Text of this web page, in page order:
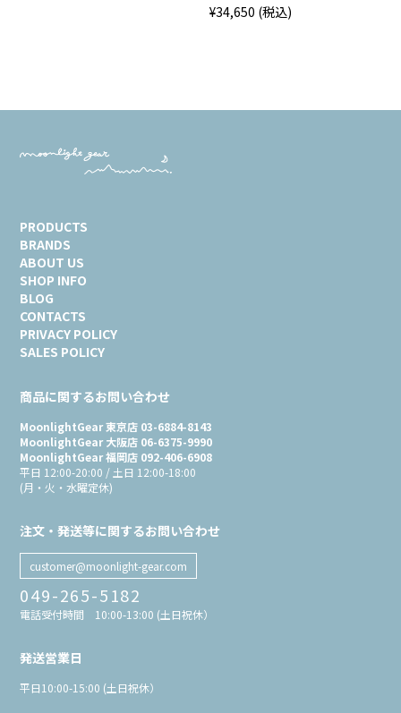
¥34,650 (税込)
PRODUCTS
BRANDS
ABOUT US
SHOP INFO
BLOG
CONTACTS
PRIVACY POLICY
SALES POLICY
商品に関するお問い合わせ
MoonlightGear 東京店 03-6884-8143
MoonlightGear 大阪店 06-6375-9990
MoonlightGear 福岡店 092-406-6908
平日 12:00-20:00 / 土日 12:00-18:00
(月・火・水曜定休)
注文・発送等に関するお問い合わせ
customer@moonlight-gear.com
049-265-5182
電話受付時間 10:00-13:00 (土日祝休）
発送営業日
平日10:00-15:00 (土日祝休）